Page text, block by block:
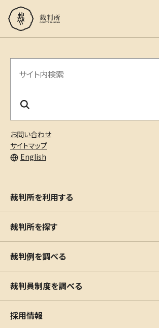
お問い合わせ
サイトマップ
English
サ
内
検
索
裁判所を利用する
裁判所を探す
裁判例を調べる
裁判員制度を調べる
採用情報